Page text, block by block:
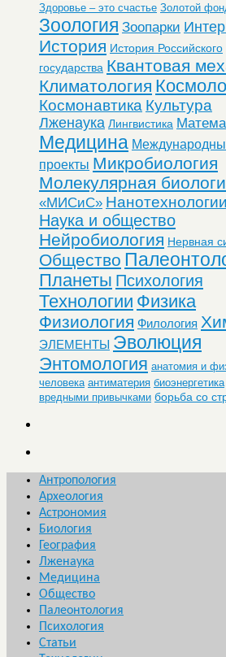
Здоровье – это счастье Золотой
Зоология Зоопарки
История История Российского
государства Квантовая
Климатология
Космонавтика Культура
Лженаука Лингвистика
Медицина
проекты Микробиология
Молекулярная
«МИСиС» Нанотехнологии
Наука и общество
Нейробиология Нервная
Общество
Планеты Психология
Технологии Физика
Физиология Филология
ЭЛЕМЕНТЫ Эволюция
Энтомология анатомия и
человека антиматерия биоэнергетика
вредными привычками борьба со
Антропология
Археология
Астрономия
Биология
География
Лженаука
Медицина
Общество
Палеонтология
Психология
Статьи